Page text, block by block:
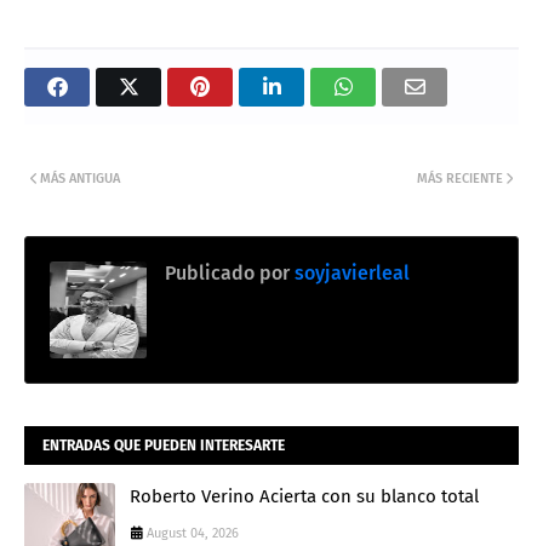
MÁS RECIENTE
MÁS ANTIGUA
Publicado por soyjavierleal
ENTRADAS QUE PUEDEN INTERESARTE
Roberto Verino Acierta con su blanco total
August 04, 2026